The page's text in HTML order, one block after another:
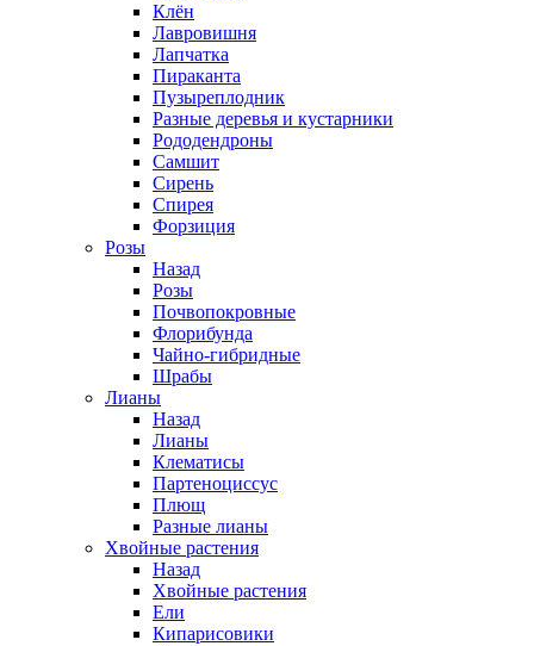
Клён
Лавровишня
Лапчатка
Пираканта
Пузыреплодник
Разные деревья и кустарники
Рододендроны
Самшит
Сирень
Спирея
Форзиция
Розы
Назад
Розы
Почвопокровные
Флорибунда
Чайно-гибридные
Шрабы
Лианы
Назад
Лианы
Клематисы
Партеноциссус
Плющ
Разные лианы
Хвойные растения
Назад
Хвойные растения
Ели
Кипарисовики